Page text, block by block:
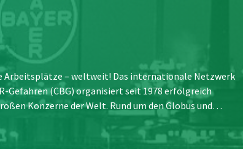
Arbeitsplätze – weltweit! Das internationale Netzwerk
Gefahren (CBG) organisiert seit 1978 erfolgreich
Konzerne der Welt. Rund um den Globus und…